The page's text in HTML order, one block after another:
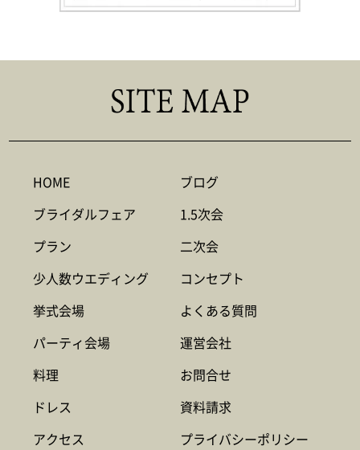
HOME
ブライダルフェア
プラン
少人数ウエディング
挙式会場
パーティ会場
料理
ドレス
アクセス
ブログ
1.5次会
二次会
コンセプト
よくある質問
運営会社
お問合せ
資料請求
プライバシーポリシー